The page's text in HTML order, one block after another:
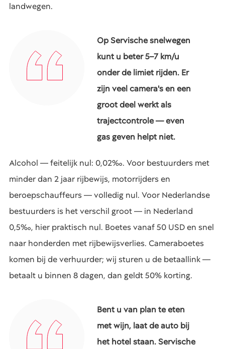
landwegen.
Op Servische snelwegen
kunt u beter 5–7 km/u
onder de limiet rijden. Er
zijn veel camera's en een
groot deel werkt als
trajectcontrole — even
gas geven helpt niet.
Alcohol — feitelijk nul: 0,02‰. Voor bestuurders met
minder dan 2 jaar rijbewijs, motorrijders en
beroepschauffeurs — volledig nul. Voor Nederlandse
bestuurders is het verschil groot — in Nederland
0,5‰, hier praktisch nul. Boetes vanaf 50 USD en snel
naar honderden met rijbewijsverlies. Cameraboetes
komen bij de verhuurder; wij sturen u de betaallink —
betaalt u binnen 8 dagen, dan geldt 50% korting.
Bent u van plan te eten
met wijn, laat de auto bij
het hotel staan. Servische